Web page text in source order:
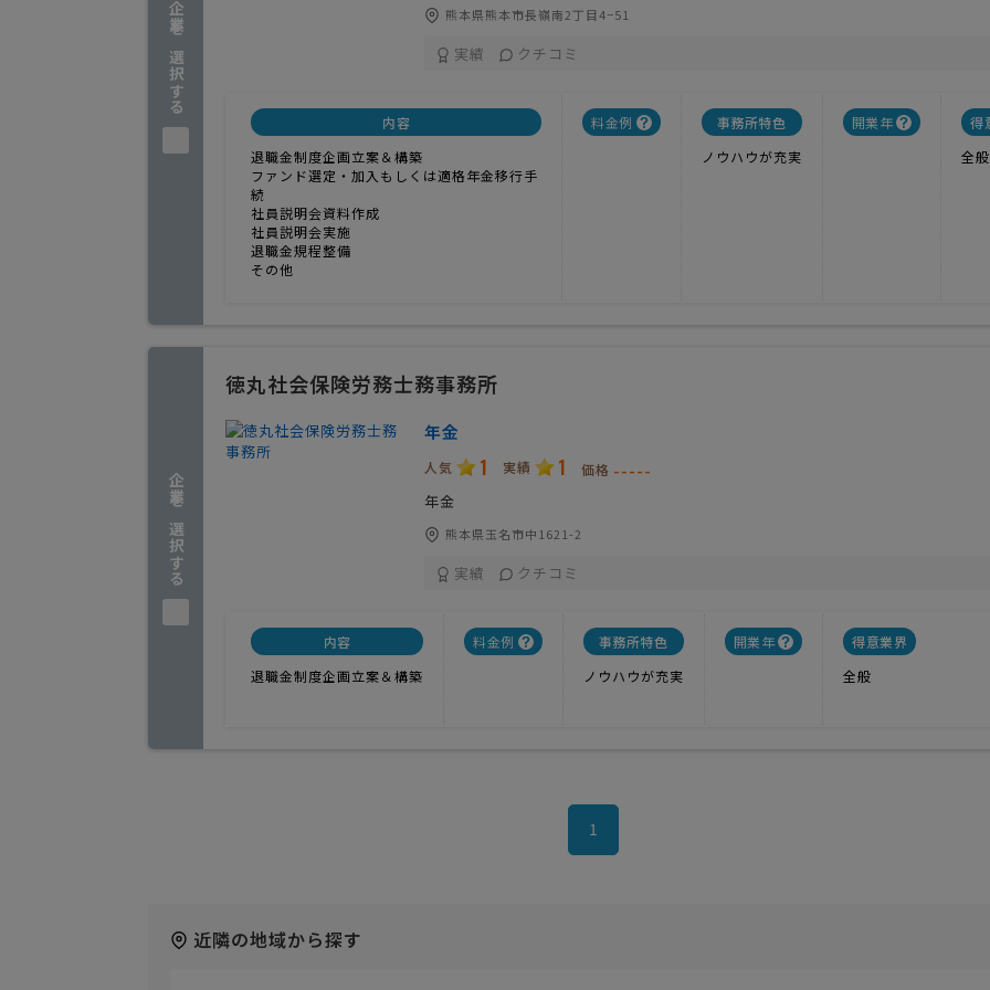
企業を選択する 熊本県熊本市長嶺南2丁目4−51
実績 クチコミ
内容
退職金制度企画立案＆構築
ファンド選定・加入もしくは適格年金移行手
続
社員説明会資料作成
社員説明会実施
退職金規程整備
その他
料金例
事務所特色
ノウハウが充実
開業年
得
全般
企業を選択する
徳丸社会保険労務士務事務所
年金
人気 1 実績 1 価格 -----
年金
熊本県玉名市中1621-2
実績 クチコミ
内容
退職金制度企画立案＆構築
料金例
事務所特色
ノウハウが充実
開業年
得意業界
全般
1
近隣の地域から探す